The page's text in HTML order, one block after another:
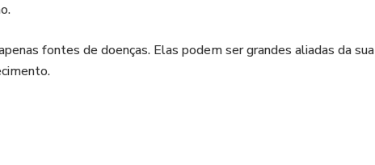
fontes de doenças. Elas podem ser grandes aliadas da sua